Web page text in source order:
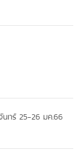
นทร์ 25-26 มค.66